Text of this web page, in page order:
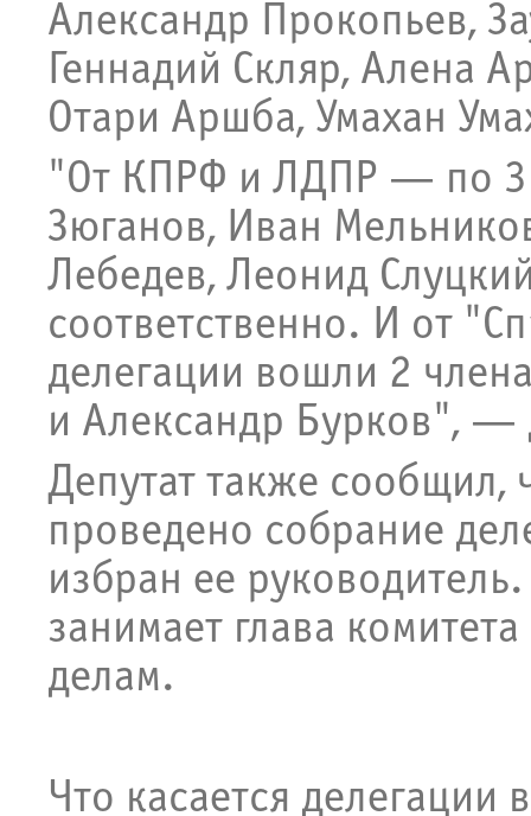
Александр Прокопьев,
Геннадий Скляр, Алена
Отари Аршба, Умахан
"От КПРФ и ЛДПР — по 3
Зюганов, Иван
Лебедев, Леонид
соответственно. И от
делегации вошли 2
и Александр Бурков", —
Депутат также сообщил,
проведено собрание
избран ее
занимает глава
делам.
Что касается